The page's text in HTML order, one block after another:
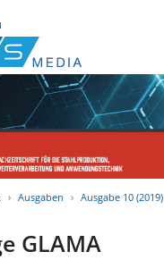
Ausgaben Ausgabe 10 (2019)
GLAMA